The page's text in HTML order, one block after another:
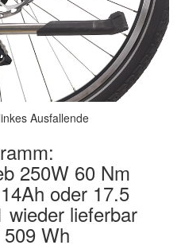
Ausfallende
250W 60 Nm
oder 17.5
wieder lieferbar
Wh